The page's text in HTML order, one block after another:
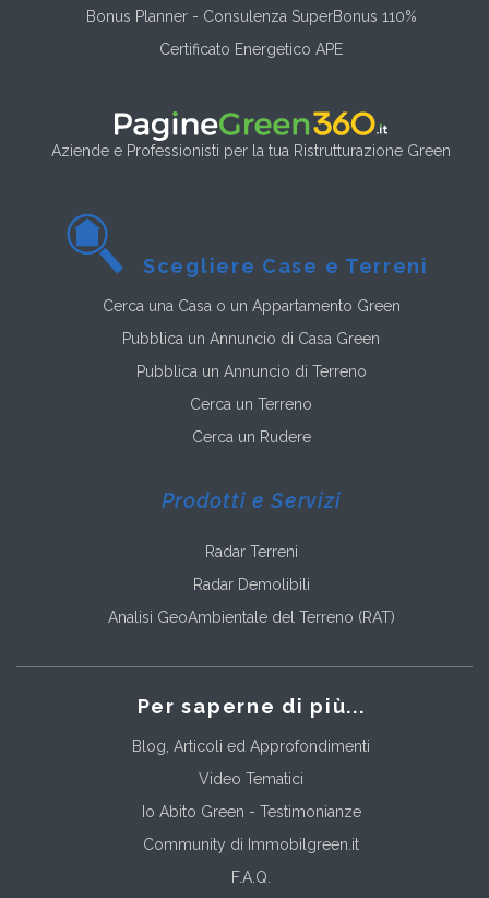
Bonus Planner - Consulenza SuperBonus 110%
Certificato Energetico APE
Aziende e Professionisti per la tua Ristrutturazione Green
Scegliere Case e Terreni
Cerca una Casa o un Appartamento Green
Pubblica un Annuncio di Casa Green
Pubblica un Annuncio di Terreno
Cerca un Terreno
Cerca un Rudere
Prodotti e Servizi
Radar Terreni
Radar Demolibili
Analisi GeoAmbientale del Terreno (RAT)
Per saperne di più...
Blog, Articoli ed Approfondimenti
Video Tematici
Io Abito Green - Testimonianze
Community di Immobilgreen.it
F.A.Q.